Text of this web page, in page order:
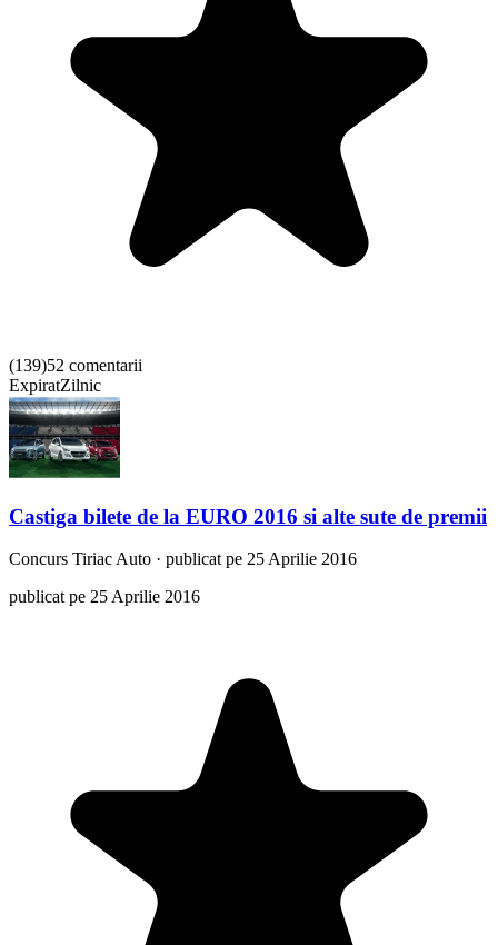
(139)52 comentarii
ExpiratZilnic
Castiga bilete de la EURO 2016 si alte sute de premii
Concurs Tiriac Auto · publicat pe 25 Aprilie 2016
publicat pe 25 Aprilie 2016